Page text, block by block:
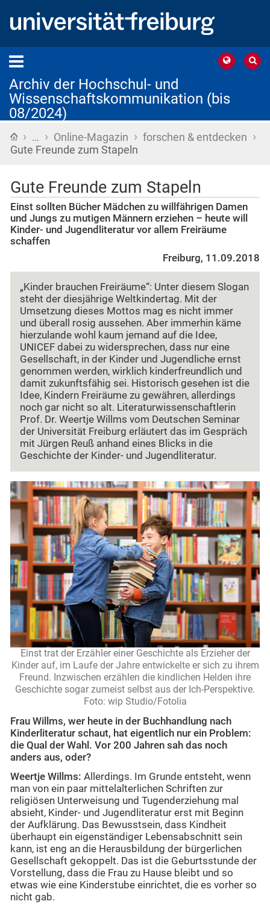
Archiv der Hochschul- und
Wissenschaftskommunikation (bis
08/2024)
Startseite
› … › Online-Magazin › forschen & entdecken ›
Gute Freunde zum Stapeln
Gute Freunde zum Stapeln
Einst sollten Bücher Mädchen zu willfährigen Damen
und Jungs zu mutigen Männern erziehen – heute will
Kinder- und Jugendliteratur vor allem Freiräume
schaffen
Freiburg, 11.09.2018
„Kinder brauchen Freiräume“: Unter diesem Slogan
steht der diesjährige Weltkindertag. Mit der
Umsetzung dieses Mottos mag es nicht immer
und überall rosig aussehen. Aber immerhin käme
hierzulande wohl kaum jemand auf die Idee,
UNICEF dabei zu widersprechen, dass nur eine
Gesellschaft, in der Kinder und Jugendliche ernst
genommen werden, wirklich kinderfreundlich und
damit zukunftsfähig sei. Historisch gesehen ist die
Idee, Kindern Freiräume zu gewähren, allerdings
noch gar nicht so alt. Literaturwissenschaftlerin
Prof. Dr. Weertje Willms vom Deutschen Seminar
der Universität Freiburg erläutert das im Gespräch
mit Jürgen Reuß anhand eines Blicks in die
Geschichte der Kinder- und Jugendliteratur.
Einst trat der Erzähler einer Geschichte als Erzieher der
Kinder auf, im Laufe der Jahre entwickelte er sich zu ihrem
Freund. Inzwischen erzählen die kindlichen Helden ihre
Geschichte sogar zumeist selbst aus der Ich-Perspektive.
Foto: wip Studio/Fotolia
Frau Willms, wer heute in der Buchhandlung nach
Kinderliteratur schaut, hat eigentlich nur ein Problem:
die Qual der Wahl. Vor 200 Jahren sah das noch
anders aus, oder?
Weertje Willms: Allerdings. Im Grunde entsteht, wenn
man von ein paar mittelalterlichen Schriften zur
religiösen Unterweisung und Tugenderziehung mal
absieht, Kinder- und Jugendliteratur erst mit Beginn
der Aufklärung. Das Bewusstsein, dass Kindheit
überhaupt ein eigenständiger Lebensabschnitt sein
kann, ist eng an die Herausbildung der bürgerlichen
Gesellschaft gekoppelt. Das ist die Geburtsstunde der
Vorstellung, dass die Frau zu Hause bleibt und so
etwas wie eine Kinderstube einrichtet, die es vorher so
nicht gab.